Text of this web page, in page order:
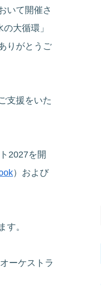
いて開催さ
大循環」
りがとうご
支援をいた
2027を開
）および
す。
ーケストラ